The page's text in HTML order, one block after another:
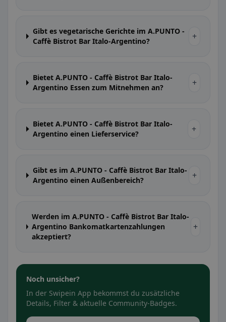
Gibt es vegetarische Gerichte im A.PUNTO -
Caffè Bistrot Bar Italo-Argentino?
+
Bietet A.PUNTO - Caffè Bistrot Bar Italo-
Argentino Essen zum Mitnehmen an?
+
Bietet A.PUNTO - Caffè Bistrot Bar Italo-
Argentino einen Lieferservice?
+
Gibt es im A.PUNTO - Caffè Bistrot Bar Italo-
Argentino einen Außenbereich?
+
Werden im A.PUNTO - Caffè Bistrot Bar Italo-
Argentino Bankomatkartenzahlungen
akzeptiert?
+
Noch unsicher?
In der Swipein App bekommst du zusätzliche
Details, Filter & aktuelle Community-Badges.